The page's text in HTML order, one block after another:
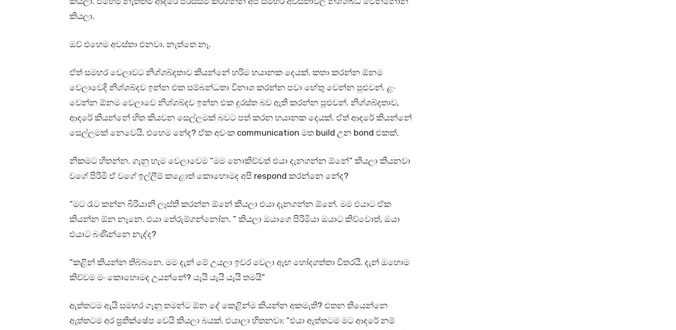
කියලා.
ඔව් එහෙම අවස්තා එනවා. නැත්තෙ නෑ.
ඒත් සමහර වෙලාවට නිශ්ශබ්දතාව කියන්නේ හරිම භයානක දෙයක්. කතා කරන්න ඕනම
වෙලාවෙදි නිශ්ශබ්දව ඉන්න එක සම්බන්ධතා විනාශ කරන්න පවා හේතු වෙන්න පුළුවන්. ළං
වෙන්න ඕනම වෙලාවෙ නිශ්ශබ්දව ඉන්න එක දුරස්ත බව ඇති කරන්න පුළුවන්. නිශ්ශබ්දතාව,
ආදරේ කියන්නේ හිත කියවන සෙල්ලමක් බවට පත් කරන භයානක දෙයක්. ඒත් ආදරේ කියන්නේ
සෙල්ලමක් නෙවෙයි. එහෙම නේද? ඒක අවංක communication මත build උන bond එකක්.
නිකමට හිතන්න. ගෑනු හැම වෙලාවෙම “මම නොකිව්වත් එයා දැනගන්න ඕනේ” කියලා කියනවා
වගේ පිරිමි ඒ වගේ ඉල්ලීම් කළොත් කොහොමද අපි respond කරන්නෙ නේද?
“මට රෑට කන්න බිරියානි ලෑස්ති කරන්න ඕනේ කියලා එයා දැනගන්න ඕනේ. මම එයාට ඒක
කියන්න ඕන නෑනෙ. එයා තේරුම්ගන්නෝන. ” කියලා ඔයාගෙ පිරිමියා ඔයාට කිව්වොත්, ඔයා
එයාට බණින්නෙ නැද්ද?
“කළින් කියන්න තිබ්බනෙ. මම දැන් මේ උයලා ඉවර වෙලා ඇඟ හෝදගත්තා විතරයි. දැන් ඔහොම
කිව්වම මං කොහොමද උයන්නේ? යැයි යැයි යැයි තමයි”
ඇත්තටම ඇයි සමහර ගෑනු තමන්ට ඕන දේ කෙළින්ම කියන්න අකමැති? එතන තියෙන්නෙ
ඇත්තටම අර ප්‍රතික්ෂේප වෙයි කියලා බයක්. එයාලා හිතනවා: “එයා ඇත්තටම මට ආදරේ නම්